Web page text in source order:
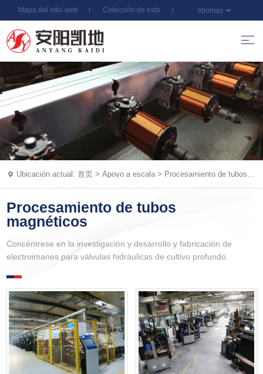
Mapa del sitio web Colección de esta Idiomas
Ubicación actual: 首页 > Apoyo a escala > Procesamiento de tubos
Procesamiento de tubos
magnéticos
Concéntrese en la investigación y desarrollo y fabricación de
electroimanes para válvulas hidráulicas de cultivo profundo.